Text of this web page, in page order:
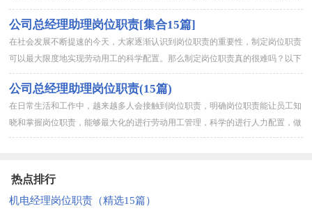
编帮大家整理的美术老师岗位职责，仅供参考，欢迎大家阅读。美术...
公司总经理助理岗位职责[集合15篇]
在社会发展不断提速的今天，大家逐渐认识到岗位职责的重要性，制定岗位职责
可以最大限度地实现劳动用工的科学配置。那么制定岗位职责真的很难吗？以下
是小编为大家整理的公司总经理助理岗位职责，希望对大家有所帮助...
公司总经理助理岗位职责(15篇)
在日常生活和工作中，越来越多人会接触到岗位职责，明确岗位职责能让员工知
晓和掌握岗位职责，能够最大化的进行劳动用工管理，科学的进行人力配置，做
到人尽其才、人岗匹配。那么什么样的岗位职责才是有效的呢？下面...
热点排行
机电经理岗位职责（精选15篇）